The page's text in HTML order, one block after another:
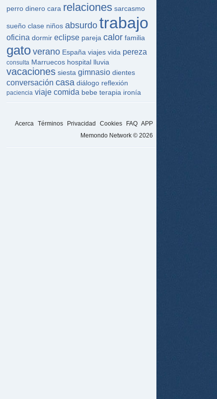
perro dinero cara relaciones sarcasmo
sueño clase niños absurdo trabajo
oficina dormir eclipse pareja calor familia
gato verano España viajes vida pereza
consulta Marruecos hospital lluvia
vacaciones siesta gimnasio dientes
conversación casa diálogo reflexión
paciencia viaje comida bebe terapia ironía
Acerca Términos Privacidad Cookies FAQ APP
Memondo Network © 2026